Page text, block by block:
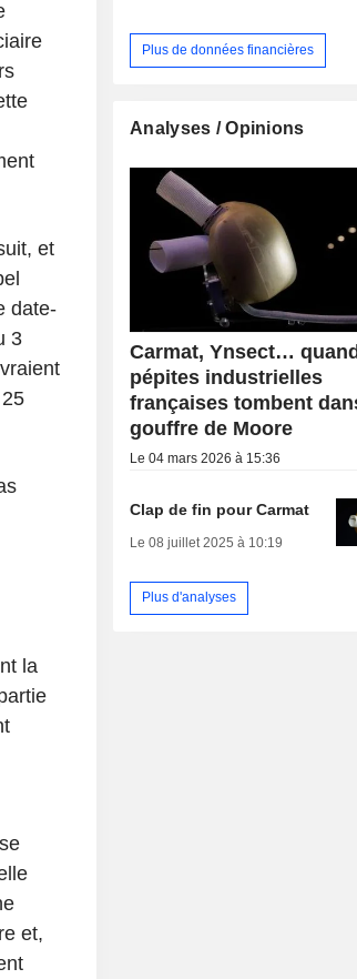
et
date-
3
la
et,
Plus de données financières
Analyses / Opinions
Carmat, Ynsect…
pépites industrielles
françaises tombent
gouffre de Moore
Le 04 mars 2026 à 15:36
Clap de fin pour Carmat
Le 08 juillet 2025 à 10:19
Plus d'analyses